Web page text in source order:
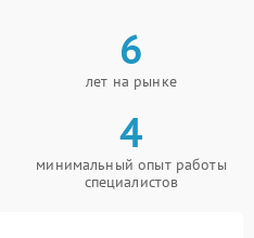
6
лет на рынке
4
минимальный опыт работы
специалистов